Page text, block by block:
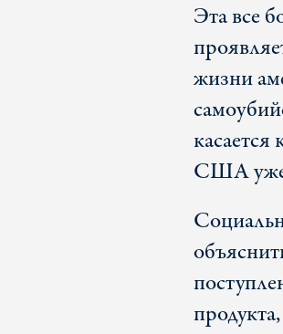
Эта все
жизни
США уже